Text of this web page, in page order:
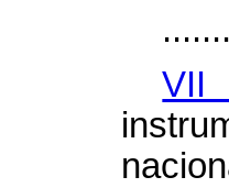
VII